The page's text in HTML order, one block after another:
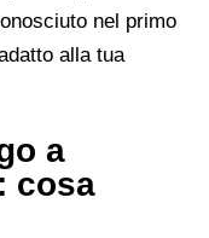
nel primo
alla tua
a
cosa